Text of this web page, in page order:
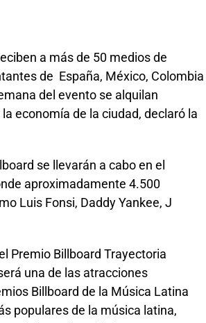
a más de 50 medios de
de España, México, Colombia
del evento se alquilan
economía de la ciudad, declaró la
se llevarán a cabo en el
aproximadamente 4.500
Luis Fonsi, Daddy Yankee, J
Premio Billboard Trayectoria
una de las atracciones
Billboard de la Música Latina
populares de la música latina,